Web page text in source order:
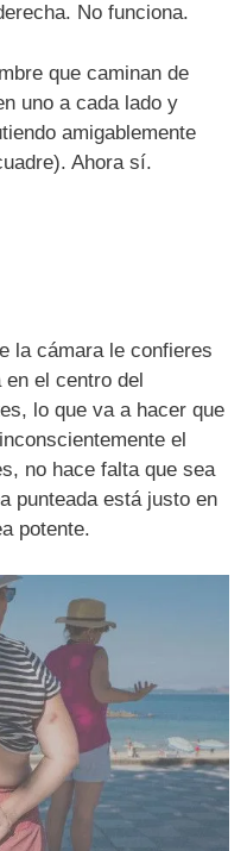
No funciona.
que caminan de
uno a cada lado y
amigablemente
Ahora sí.
la cámara le confieres
el centro del
lo que va a hacer que
el
no hace falta que sea
punteada está justo en
potente.